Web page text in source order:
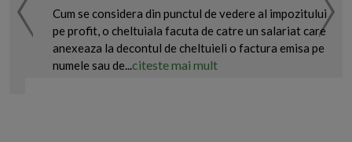
Cum se considera din punctul de vedere al impozitului
pe profit, o cheltuiala facuta de catre un salariat care
anexeaza la decontul de cheltuieli o factura emisa pe
numele sau de...citeste mai mult